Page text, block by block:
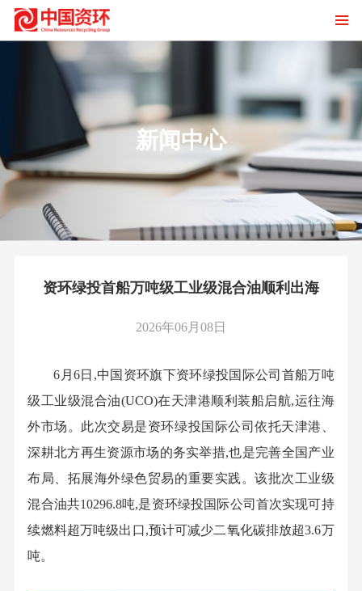
新闻中心
资环绿投首船万吨级工业级混合油顺利出海
2026年06月08日
6月6日,中国资环旗下资环绿投国际公司首船万吨
级工业级混合油(UCO)在天津港顺利装船启航,运往海
外市场。此次交易是资环绿投国际公司依托天津港、
深耕北方再生资源市场的务实举措,也是完善全国产业
布局、拓展海外绿色贸易的重要实践。该批次工业级
混合油共10296.8吨,是资环绿投国际公司首次实现可持
续燃料超万吨级出口,预计可减少二氧化碳排放超3.6万
吨。